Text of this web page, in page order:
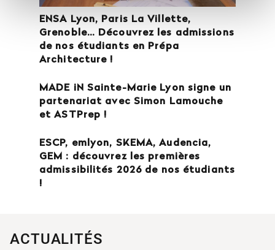
ENSA Lyon, Paris La Villette,
Grenoble… Découvrez les admissions
de nos étudiants en Prépa
Architecture !
MADE iN Sainte-Marie Lyon signe un
partenariat avec Simon Lamouche
et ASTPrep !
ESCP, emlyon, SKEMA, Audencia,
GEM : découvrez les premières
admissibilités 2026 de nos étudiants
!
ACTUALITÉS